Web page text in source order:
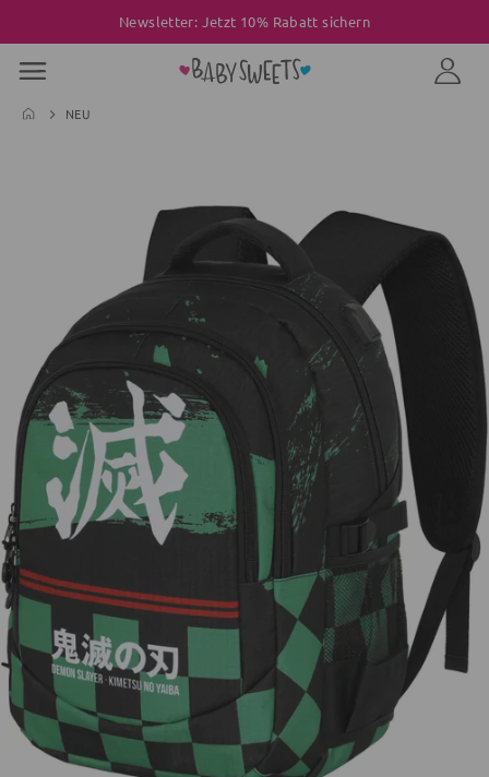
Newsletter: Jetzt 10% Rabatt sichern
NEU